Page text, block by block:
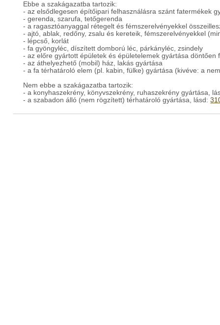
Ebbe a szakágazatba tartozik:
- az elsődlegesen építőipari felhasználásra szánt fatermékek
- gerenda, szarufa, tetőgerenda
- a ragasztóanyaggal rétegelt és fémszerelvényekkel
- ajtó, ablak, redőny, zsalu és kereteik, fémszerelvényekkel
- lépcső, korlát
- fa gyöngyléc, díszített domború léc, párkányléc, zsindely
- az előre gyártott épületek és épületelemek gyártása döntően
- az áthelyezhető (mobil) ház, lakás gyártása
- a fa térhatároló elem (pl. kabin, fülke) gyártása (kivéve: a
Nem ebbe a szakágazatba tartozik:
- a konyhaszekrény, könyvszekrény, ruhaszekrény gyártása,
- a szabadon álló (nem rögzített) térhatároló gyártása, lásd: